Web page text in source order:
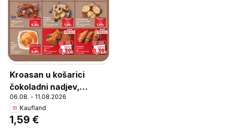
Kroasan u košarici
čokoladni nadjev,
Kroasan u košarici
čokoladni nadjev 73 g
06.08. - 11.08.2026
Kaufland
1,59 €